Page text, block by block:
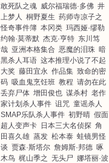
敢死队之魂 威尔福瑞德·多佛 井
上梦人 桐野夏生 药师寺凉子之
怪奇事件簿 本冈类 玛西娅·缪勒
约翰·莫蒂默 杰克·亨特 东川笃
哉 亚洲本格集合 恶魔的泪珠 暗
黑杀人耳语 这本推理小说了不起
大奖 藤田宜永 作品集 致命的密
码 吸血鬼烹饪班 教程 请勿在此
丢弃尸体 增田俊也 谋杀村 老作
家计划杀人事件 诅咒 童谣杀人
SMAP乐队杀人事件 初野晴 假面
超人变声卡 日本三大名侦探 角
田喜久雄 蒸发 松本泰 蛙镜男怪
谈 贾森·斯塔尔 詹姆斯·邦德 啄
木鸟 梶山季之 无头尸 娜塔丽·波